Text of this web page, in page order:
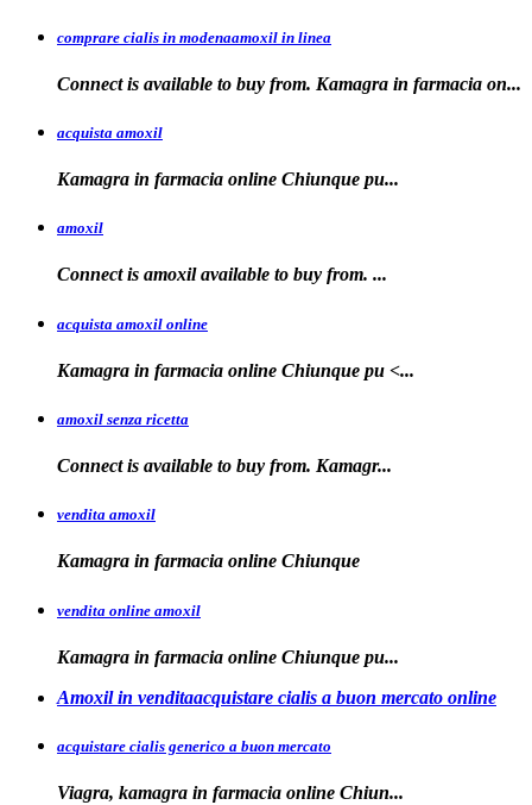
comprare cialis in modenaamoxil in linea
Connect is available to buy from. Kamagra in farmacia on...
acquista amoxil
Kamagra in farmacia online Chiunque pu...
amoxil
Connect is amoxilavailable to buy from. ...
acquista amoxil online
Kamagra in farmacia online Chiunque pu <...
amoxil senza ricetta
Connect is available to buy from. Kamagr...
vendita amoxil
Kamagra in farmacia online Chiunque
vendita online amoxil
Kamagra in farmacia online Chiunque pu...
Amoxil in venditaacquistare cialis a buon mercato online
acquistare cialis generico a buon mercato
Viagra, kamagra in farmacia online Chiun...